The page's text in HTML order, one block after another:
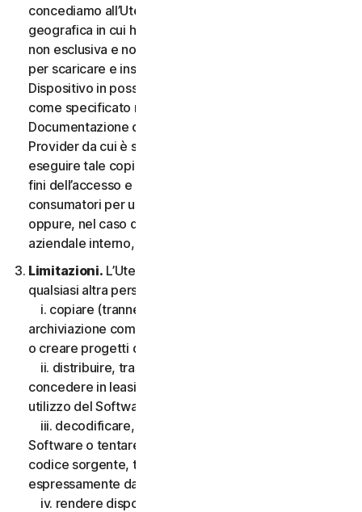
concediamo all’Utente, nel territorio o nell’area
geografica in cui ha acquisito il Software, una licenza
non esclusiva e non trasferibile a tempo indeterminato
per scaricare e installare una copia del Software sul
Dispositivo in possesso o controllato dall'Utente,
come specificato nel Diritto al Servizio o nella
Documentazione della transazione applicabile dal
Provider da cui è stato ottenuto il Servizio, e per
eseguire tale copia del Software esclusivamente ai
fini dell’accesso e dell’utilizzo dei Servizi per i
consumatori per uso personale non commerciale,
oppure, nel caso dei Servizi aziendali, per uso
aziendale interno, durante il Periodo del Servizio.
Limitazioni. L’Utente non può, né può permettere a
qualsiasi altra persona, quanto segue:
i. copiare (tranne che per scopi di backup o
archiviazione come consentito di seguito), modificare
o creare progetti derivati basati sul Software;
ii. distribuire, trasferire, concedere in licenza,
concedere in leasing, prestare o noleggiare il diritto di
utilizzo del Software a terzi;
iii. decodificare, decompilare o disassemblare il
Software o tentare in qualsiasi modo di scoprire il
codice sorgente, tranne e solo nella misura consentita
espressamente dalla legge applicabile;
iv. rendere disponibili le funzionalità del Software a